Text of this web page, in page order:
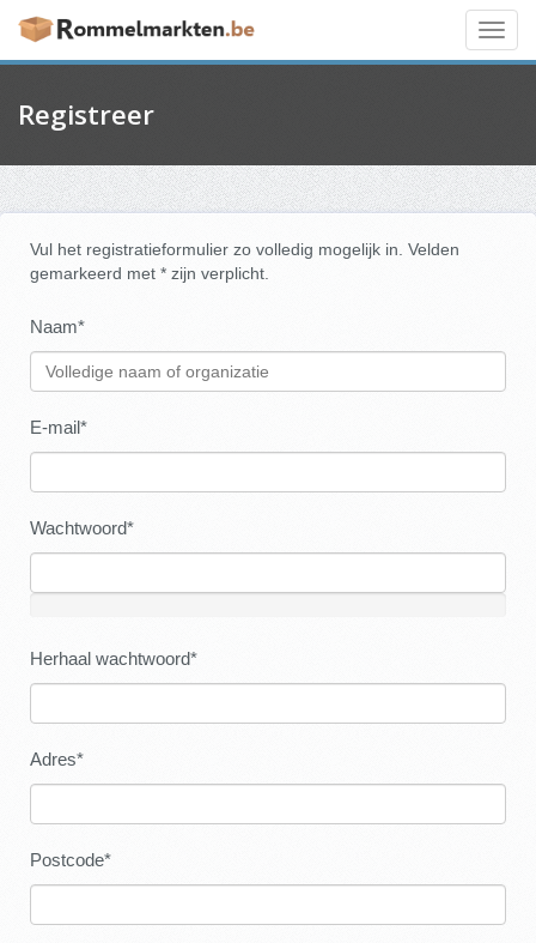
Registreer
Vul het registratieformulier zo volledig mogelijk in. Velden
gemarkeerd met * zijn verplicht.
Naam*
E-mail*
Wachtwoord*
Herhaal wachtwoord*
Adres*
Postcode*